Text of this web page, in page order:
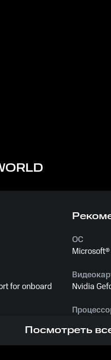
for onboard
ОС
Nvidia
Память
Посмотреть